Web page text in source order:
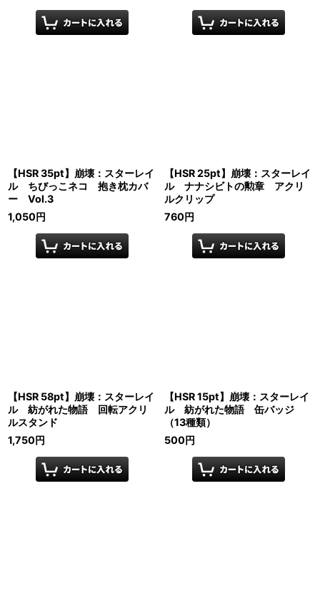
【HSR 35pt】崩壊：スターレイ
ル ちびっこネコ 抱き枕カバ
ー Vol.3
1,050円
【HSR 25pt】崩壊：スターレイ
ル ナナシビトの勲章 アクリ
ルクリップ
760円
【HSR 58pt】崩壊：スターレイ
ル 紡がれた物語 回転アクリ
ルスタンド
1,750円
【HSR 15pt】崩壊：スターレイ
ル 紡がれた物語 缶バッジ
（13種類）
500円